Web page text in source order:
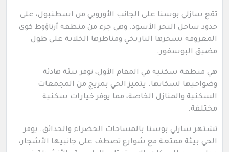
تقع سازلي بوسنا على الجانب الأوروبي من اسطنبول، على
حدود ساحل البحر الأسود. وهي جزء من منطقة أرناؤوط كوي
المعروفة بسحرها التاريخي ومناظرها الخلابة على طول
مضيق البوسفور.
هي منطقة سكنية في المقام الأول، توفر بيئة هادئة
وضواحيها لسكانها. يتميز الحي بمزيج من المجمعات
السكنية والمنازل الخاصة، مما يوفر خيارات سكنية
مختلفة.
تشتهر سازلي بوسنا بالمساحات الخضراء والحدائق. يوفر
الحي بيئة ممتعة مع شوارع تصطف على جانبيها الأشجار،